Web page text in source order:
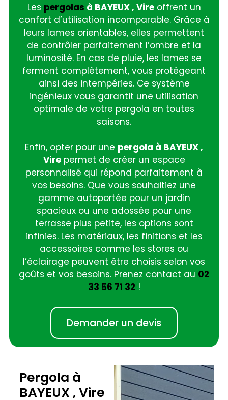
Les pergolas à BAYEUX , Vireoffrent un
confort d’utilisation incomparable. Grâce à
leurs lames orientables, elles permettent
de contrôler parfaitement l’ombre et la
luminosité. En cas de pluie, les lames se
ferment complètement, vous protégeant
ainsi des intempéries. Ce système
ingénieux vous garantit une utilisation
optimale de votre pergola en toutes
saisons.
Enfin, opter pour une pergola à BAYEUX ,
Virepermet de créer un espace
personnalisé qui répond parfaitement à
vos besoins. Que vous souhaitiez une
gamme autoportée pour un jardin
spacieux ou une adossée pour une
terrasse plus petite, les options sont
infinies. Les matériaux, les finitions et les
accessoires comme les stores ou
l’éclairage peuvent être choisis selon vos
goûts et vos besoins. Prenez contact au 02
33 56 71 32 !
Demander un devis
Pergola à
BAYEUX , Vire